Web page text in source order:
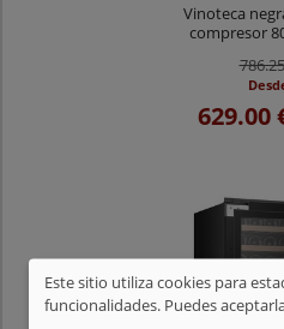
Vinoteca
compresor
629.00
Este sitio utiliza cookies para
funcionalidades. Puedes